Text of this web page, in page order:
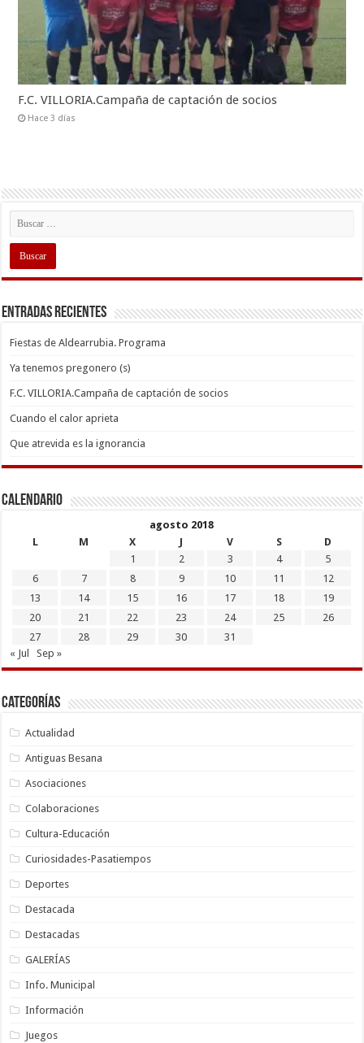
F.C. VILLORIA.Campaña de captación de socios
Hace 3 días
Entradas recientes
Fiestas de Aldearrubia. Programa
Ya tenemos pregonero (s)
F.C. VILLORIA.Campaña de captación de socios
Cuando el calor aprieta
Que atrevida es la ignorancia
Calendario
agosto 2018
L
M X J V S
D
1
2 3 4
5
6
7 8 9 10 11
12
13
14 15 16 17 18
19
20
21 22 23 24 25
26
27
28 29 30
31
« Jul
Sep »
Categorías
Actualidad
Antiguas Besana
Asociaciones
Colaboraciones
Cultura-Educación
Curiosidades-Pasatiempos
Deportes
Destacada
Destacadas
GALERÍAS
Info. Municipal
Información
Juegos